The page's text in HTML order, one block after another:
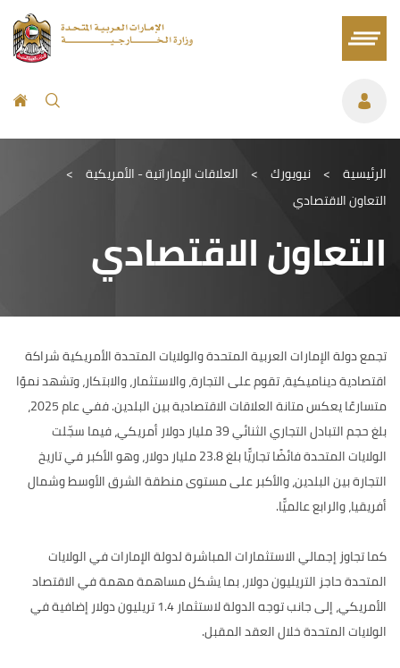
الرئيسية > نيويورك > العلاقات الإماراتية - الأمريكية >
التعاون الاقتصادي
التعاون الاقتصادي
تجمع دولة الإمارات العربية المتحدة والولايات المتحدة الأمريكية شراكة
اقتصادية ديناميكية، تقوم على التجارة، والاستثمار، والابتكار، وتشهد نموًا
متسارعًا يعكس متانة العلاقات الاقتصادية بين البلدين. ففي عام 2025،
بلغ حجم التبادل التجاري الثنائي 39 مليار دولار أمريكي، فيما سجّلت
الولايات المتحدة فائضًا تجاريًّا بلغ 23.8 مليار دولار، وهو الأكبر في تاريخ
التجارة بين البلدين، والأكبر على مستوى منطقة الشرق الأوسط وشمال
أفريقيا، والرابع عالميًّا.
كما تجاوز إجمالي الاستثمارات المباشرة لدولة الإمارات في الولايات
المتحدة حاجز التريليون دولار، بما يشكل مساهمة مهمة في الاقتصاد
الأمريكي، إلى جانب توجه الدولة لاستثمار 1.4 تريليون دولار إضافية في
الولايات المتحدة خلال العقد المقبل.